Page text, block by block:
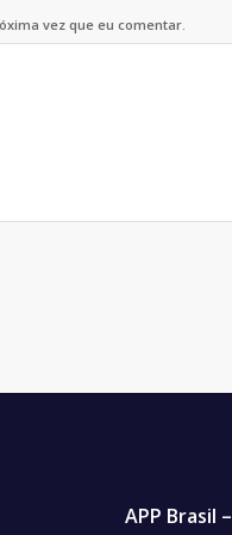
vez que eu comentar.
APP Brasil